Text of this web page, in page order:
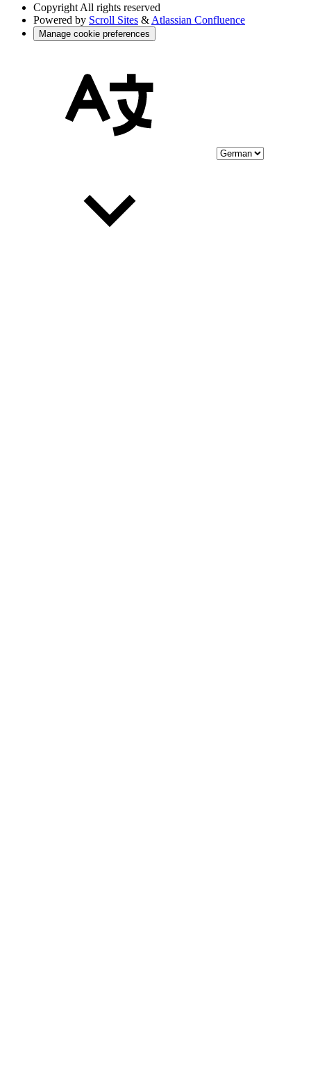
Copyright All rights reserved
Powered by Scroll Sites & Atlassian Confluence
Manage cookie preferences